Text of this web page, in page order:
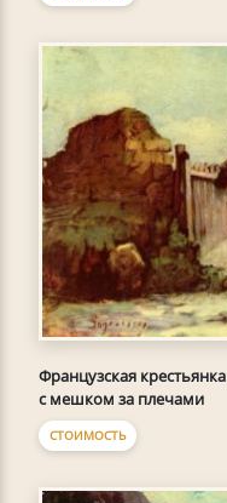
Французская крестьянка
с мешком за плечами
СТОИМОСТЬ